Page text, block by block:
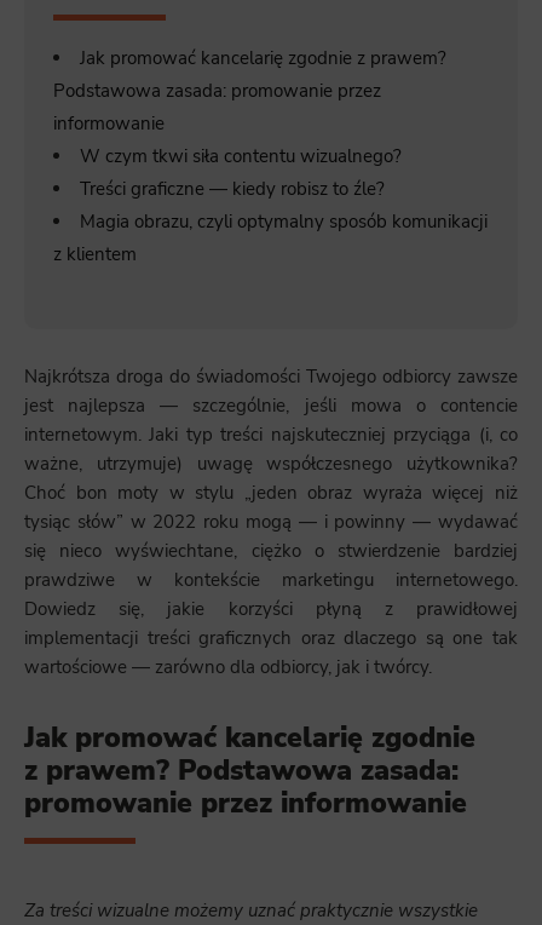
Jak promować kancelarię zgodnie z prawem?
Podstawowa zasada: promowanie przez
informowanie
W czym tkwi siła contentu wizualnego?
Treści graficzne — kiedy robisz to źle?
Magia obrazu, czyli optymalny sposób komunikacji
z klientem
Najkrótsza droga do świadomości Twojego odbiorcy zawsze
jest najlepsza — szczególnie, jeśli mowa o contencie
internetowym. Jaki typ treści najskuteczniej przyciąga (i, co
ważne, utrzymuje) uwagę współczesnego użytkownika?
Choć bon moty w stylu „jeden obraz wyraża więcej niż
tysiąc słów” w 2022 roku mogą — i powinny — wydawać
się nieco wyświechtane, ciężko o stwierdzenie bardziej
prawdziwe w kontekście marketingu internetowego.
Dowiedz się, jakie korzyści płyną z prawidłowej
implementacji treści graficznych oraz dlaczego są one tak
wartościowe — zarówno dla odbiorcy, jak i twórcy.
Jak promować kancelarię zgodnie
z prawem? Podstawowa zasada:
promowanie przez informowanie
Za treści wizualne możemy uznać praktycznie wszystkie